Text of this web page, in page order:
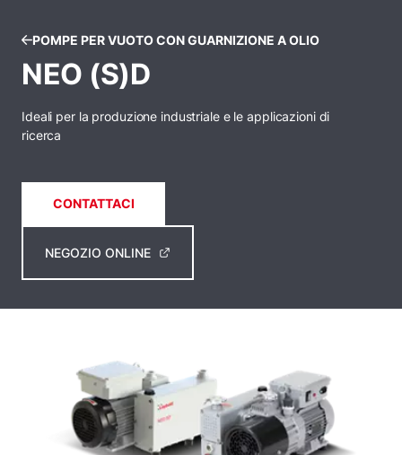
POMPE PER VUOTO CON GUARNIZIONE A OLIO
NEO (S)D
Ideali per la produzione industriale e le applicazioni di
ricerca
CONTATTACI
NEGOZIO ONLINE